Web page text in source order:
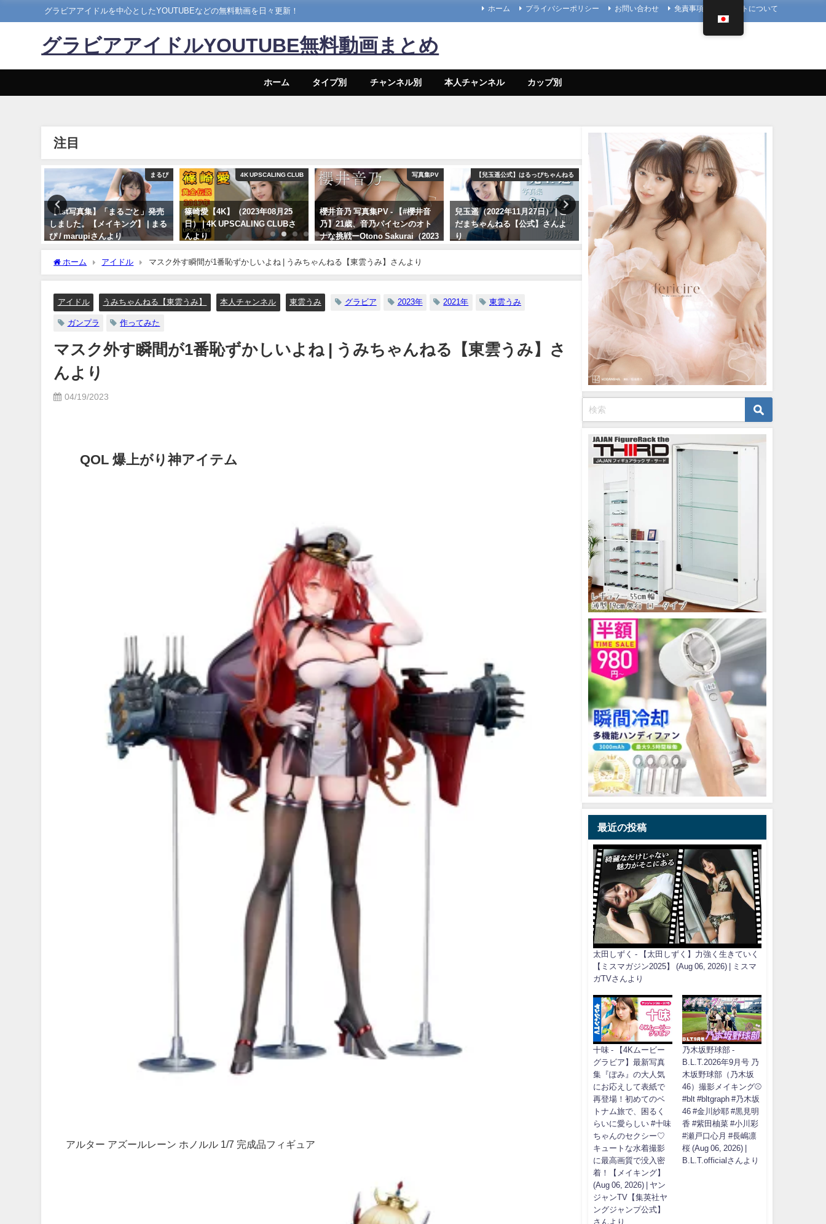
グラビアアイドルを中心としたYOUTUBEなどの無料動画を日々更新！ ホーム プライバシーポリシー お問い合わせ 免責事項 当サイトについて
グラビアアイドルYOUTUBE無料動画まとめ
ホーム タイプ別 チャンネル別 本人チャンネル カップ別
注目
まるぴ
【1st写真集】「まるごと」発売
しました。【メイキング】 | まる
ぴ / marupiさんより
4K UPSCALING CLUB
篠崎愛【4K】（2023年08月25
日） | 4K UPSCALING CLUBさ
んより
写真集PV
櫻井音乃 写真集PV - 【#櫻井音
乃】21歳、音乃パイセンのオト
ナな挑戦ーOtono Sakurai（2023
年12月20日） | 週プレ
Channel【集英社 週刊プレイボ
ーイ公式】さんより
【兒玉遥公式】はるっぴちゃんねる
兒玉遥（2022年11月27日） | こ
だまちゃんねる【公式】さんよ
り
4K UPSCALING CLUB
吉岡里帆(Riho Yoshioka)【4K】
（2022年10月19日） | 4K
UPSCALING CLUBさんより
10/19/2022
菊地姫奈 - 【2023/12/18発
プレNo.1・2付録DVDチラ
♪】『グラジャパ！』なら
視聴できる♪ #菊地姫奈
Kikuchi（2023年12月15日
プレChannel【集英社 週刊
イボーイ公式】さんより
12/15/2023
ホーム アイドル マスク外す瞬間が1番恥ずかしいよね | うみちゃんねる【東雲うみ】さんより
アイドル うみちゃんねる【東雲うみ】 本人チャンネル 東雲うみ グラビア 2023年 2021年 東雲うみ
ガンプラ 作ってみた
マスク外す瞬間が1番恥ずかしいよね | うみちゃんねる【東雲うみ】さ
んより
04/19/2023
QOL 爆上がり神アイテム
アルター アズールレーン ホノルル 1/7 完成品フィギュア
最近の投稿
太田しずく - 【太田しずく】力強く生きていく
【ミスマガジン2025】 (Aug 06, 2026) | ミスマ
ガTVさんより
十味 - 【4Kムービー
グラビア】最新写真
集『ぽみ』の大人気
にお応えして表紙で
再登場！初めてのベ
トナム旅で、困るく
らいに愛らしい #十味
ちゃんのセクシー♡
キュートな水着撮影
に最高画質で没入密
着！【メイキング】
(Aug 06, 2026) | ヤン
ジャンTV【集英社ヤ
ングジャンプ公式】
さんより
乃木坂野球部 -
B.L.T.2026年9月号 乃
木坂野球部（乃木坂
46）撮影メイキング⚾️
#blt #bltgraph #乃木坂
46 #金川紗耶 #黒見明
香 #紫田柚菜 #小川彩
#瀬戸口心月 #長嶋凛
桜 (Aug 06, 2026) |
B.L.T.officialさんより